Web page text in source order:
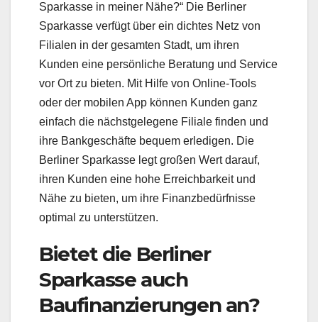
Sparkasse in meiner Nähe?“ Die Berliner
Sparkasse verfügt über ein dichtes Netz von
Filialen in der gesamten Stadt, um ihren
Kunden eine persönliche Beratung und Service
vor Ort zu bieten. Mit Hilfe von Online-Tools
oder der mobilen App können Kunden ganz
einfach die nächstgelegene Filiale finden und
ihre Bankgeschäfte bequem erledigen. Die
Berliner Sparkasse legt großen Wert darauf,
ihren Kunden eine hohe Erreichbarkeit und
Nähe zu bieten, um ihre Finanzbedürfnisse
optimal zu unterstützen.
Bietet die Berliner
Sparkasse auch
Baufinanzierungen an?